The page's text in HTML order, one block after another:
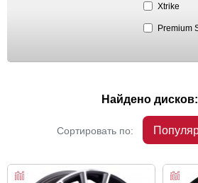
Xtrike
Premium
Найдено
Сортировать по: